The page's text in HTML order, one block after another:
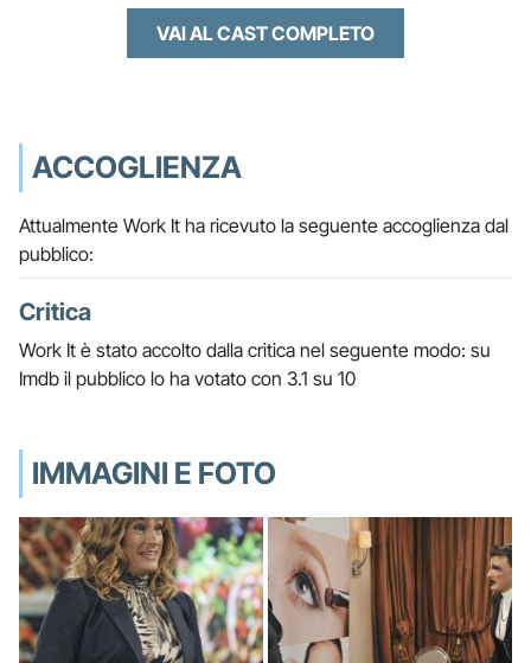
VAI AL CAST COMPLETO
ACCOGLIENZA
Attualmente Work It ha ricevuto la seguente accoglienza dal
pubblico:
Critica
Work It è stato accolto dalla critica nel seguente modo: su
Imdb il pubblico lo ha votato con 3.1 su 10
IMMAGINI E FOTO